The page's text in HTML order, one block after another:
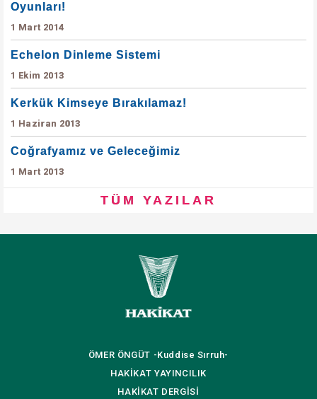
Oyunları!
1 Mart 2014
Echelon Dinleme Sistemi
1 Ekim 2013
Kerkük Kimseye Bırakılamaz!
1 Haziran 2013
Coğrafyamız ve Geleceğimiz
1 Mart 2013
TÜM YAZILAR
ÖMER ÖNGÜT -Kuddise Sırruh-
HAKİKAT YAYINCILIK
HAKİKAT DERGİSİ